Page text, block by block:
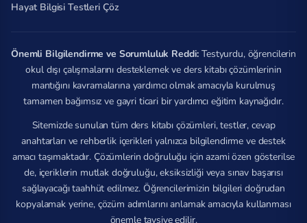
Hayat Bilgisi Testleri Çöz
Önemli Bilgilendirme ve Sorumluluk Reddi: Testyurdu, öğrencilerin
okul dışı çalışmalarını desteklemek ve ders kitabı çözümlerinin
mantığını kavramalarına yardımcı olmak amacıyla kurulmuş
tamamen bağımsız ve gayri ticari bir yardımcı eğitim kaynağıdır.
Sitemizde sunulan tüm ders kitabı çözümleri, testler, cevap
anahtarları ve rehberlik içerikleri yalnızca bilgilendirme ve destek
amacı taşımaktadır. Çözümlerin doğruluğu için azami özen gösterilse
de, içeriklerin mutlak doğruluğu, eksiksizliği veya sınav başarısı
sağlayacağı taahhüt edilmez. Öğrencilerimizin bilgileri doğrudan
kopyalamak yerine, çözüm adımlarını anlamak amacıyla kullanması
önemle tavsiye edilir.